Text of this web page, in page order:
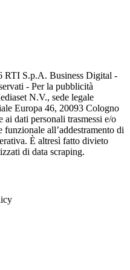
RTI S.p.A. Business Digital -
- Per la pubblicità
N.V., sede legale
Europa 46, 20093 Cologno
ai dati personali trasmessi e/o
all’addestramento di
È altresì fatto divieto
di data scraping.